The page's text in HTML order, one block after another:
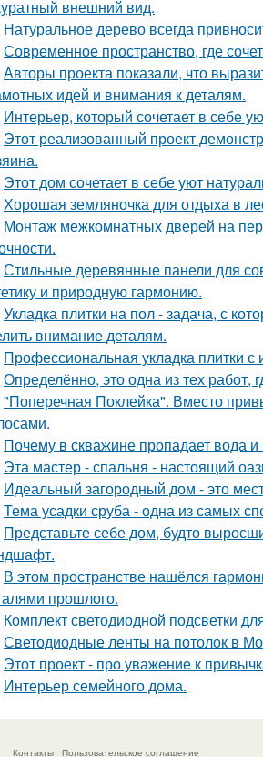
внешний вид.
Натуральное дерево всегда
Современное пространство, где
Авторы проекта показали, что
идей и внимания к деталям.
Интерьер, который сочетает в себе
Этот реализованный проект
Этот дом сочетает в себе уют
Хорошая земляночка для отдыха в
Монтаж межкомнатных дверей на
Стильные деревянные панели для
и природную гармонию.
Укладка плитки на пол - задача, с
внимание деталям.
Профессиональная укладка плитки с
Определённо, это одна из тех работ,
"Поперечная Поклейка". Вместо
Почему в скважине пропадает вода
Эта мастер - спальня - настоящий
Идеальный загородный дом - это
Тема усадки сруба - одна из самых
Представьте себе дом, будто
В этом пространстве нашёлся
прошлого.
Комплект светодиодной подсветки
Светодиодные ленты на потолок в
Этот проект - про уважение к
Интерьер семейного дома.
Контакты Пользовательское соглашение